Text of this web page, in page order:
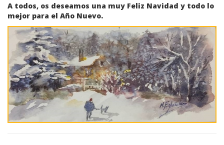
A todos, os deseamos una muy Feliz Navidad y todo lo
mejor para el Año Nuevo.